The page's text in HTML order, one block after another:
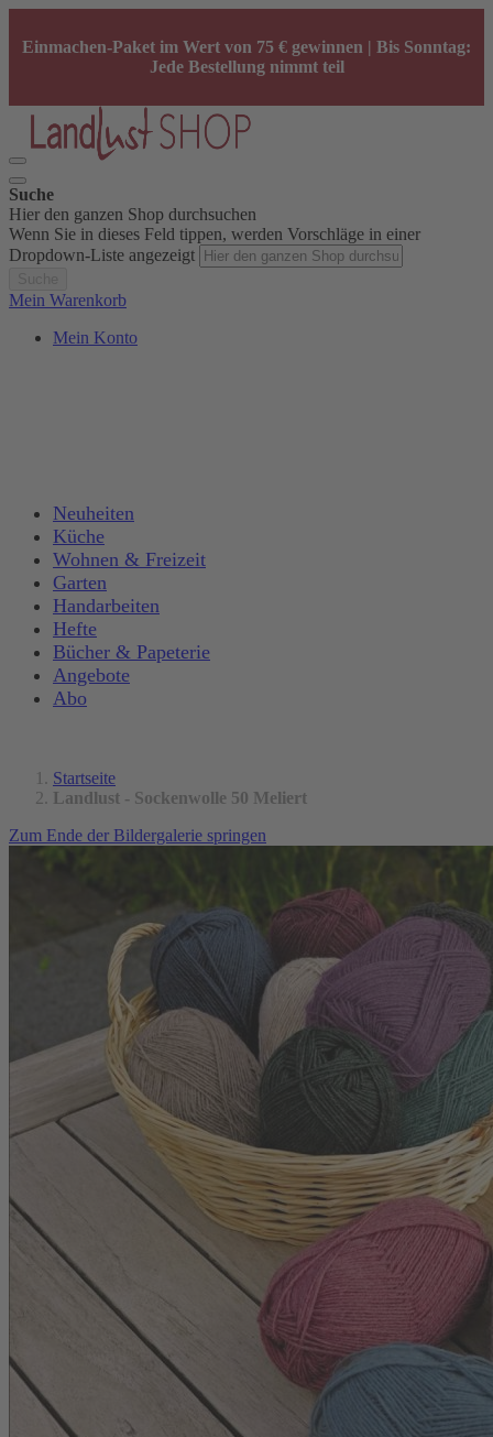
Einmachen-Paket im Wert von 75 € gewinnen | Bis Sonntag:
Jede Bestellung nimmt teil
Suche
Hier den ganzen Shop durchsuchen
Wenn Sie in dieses Feld tippen, werden Vorschläge in einer
Dropdown-Liste angezeigt
Mein Warenkorb
Mein Konto
Neuheiten
Küche
Wohnen & Freizeit
Garten
Handarbeiten
Hefte
Bücher & Papeterie
Angebote
Abo
Startseite
Landlust - Sockenwolle 50 Meliert
Zum Ende der Bildergalerie springen